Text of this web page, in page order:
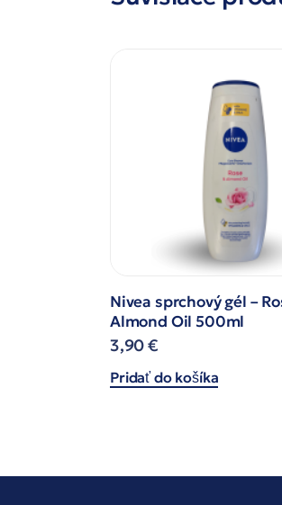
Nivea sprchový gél –
Almond Oil 500ml
3,90€
Pridať do košíka